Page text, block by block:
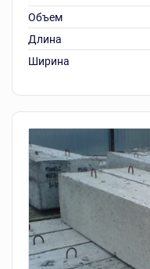
Объем
Длина
Ширина